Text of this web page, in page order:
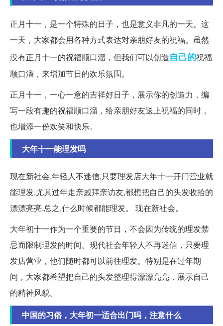
正月十一，是一个特殊的日子，也是意义非凡的一天。这
一天，大家都会用各种方式表达对亲朋好友的祝福。虽然
没有正月十一的祝福顺口溜，但我们可以创造自己的祝福
顺口溜，来增加节日的欢乐氛围。
正月十一，一心一意的吉祥好日子，展示你的创造力，编
写一段有趣的祝福顺口溜，给亲朋好友送上祝福的同时，
也增添一份欢笑和快乐。
大年十一能理发吗
现在新社会,年轻人不迷信,只要理发店大年十一开门营业就
能理发,尤其过年走亲戚拜亲访友,都想把自己的头发收拾的
漂漂亮亮,总之,什么时候都能理发。 现在新社会。
大年初十一作为一个重要的节日，不会因为传统的理发禁
忌而限制理发的时间。现代社会年轻人不再迷信，只要理
发店营业，他们随时都可以前往理发。特别是在过年期
间，大家都希望把自己的头发整理得漂漂亮亮，展示自己
的精神风貌。
中国的习俗，大年初一适合出门吗，注意什么